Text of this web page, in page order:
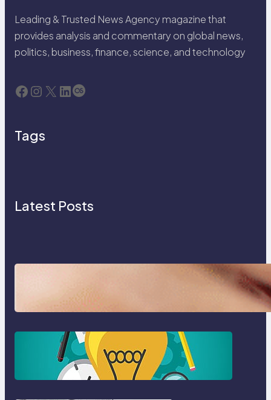
Leading & Trusted News Agency magazine that
provides analysis and commentary on global news,
politics, business, finance, science, and technology
Facebook Instagram X LinkedIn Last.fm
Tags
Latest Posts
☝️ स्पर्धा परीक्षांची यादी – प्रवेश व शिष्यवृत्ती
परीक्षांसाठी उपयुक्त माहिती
☝️ सुंदर व उपयुक्त संकल्पना!